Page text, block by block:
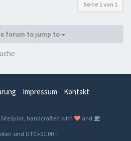
Seite 1von 1
forum to jump to
Impressum Kontakt
SiteSplat , handcrafted with
and
sind UTC+01:00-